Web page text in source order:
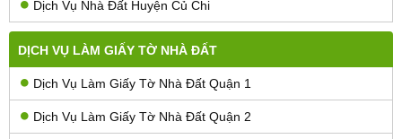
Dịch Vụ Nhà Đất Huyện Củ Chi
DỊCH VỤ LÀM GIẤY TỜ NHÀ ĐẤT
Dịch Vụ Làm Giấy Tờ Nhà Đất Quận 1
Dịch Vụ Làm Giấy Tờ Nhà Đất Quận 2